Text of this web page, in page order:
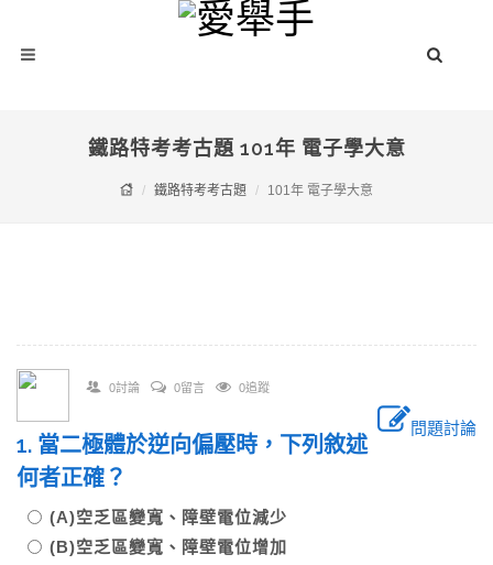
鐵路特考考古題 101年 電子學大意
鐵路特考考古題 101年 電子學大意
0討論 0留言 0追蹤
問題討論
1. 當二極體於逆向偏壓時，下列敘述
何者正確？
(A)空乏區變寬、障壁電位減少
(B)空乏區變寬、障壁電位增加